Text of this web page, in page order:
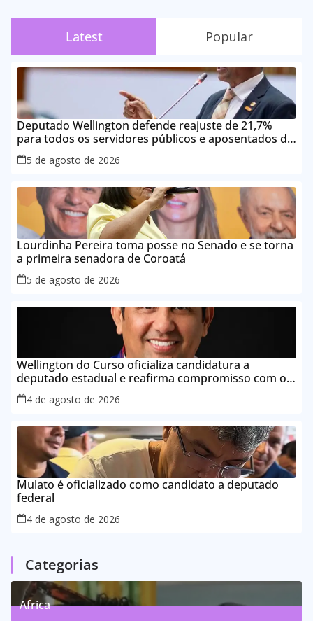
Latest Popular
Deputado Wellington defende reajuste de 21,7%
para todos os servidores públicos e aposentados do
Maranhão
5 de agosto de 2026
Lourdinha Pereira toma posse no Senado e se torna
a primeira senadora de Coroatá
5 de agosto de 2026
Wellington do Curso oficializa candidatura a
deputado estadual e reafirma compromisso com o
povo do Maranhão
4 de agosto de 2026
Mulato é oficializado como candidato a deputado
federal
4 de agosto de 2026
Categorias
Africa